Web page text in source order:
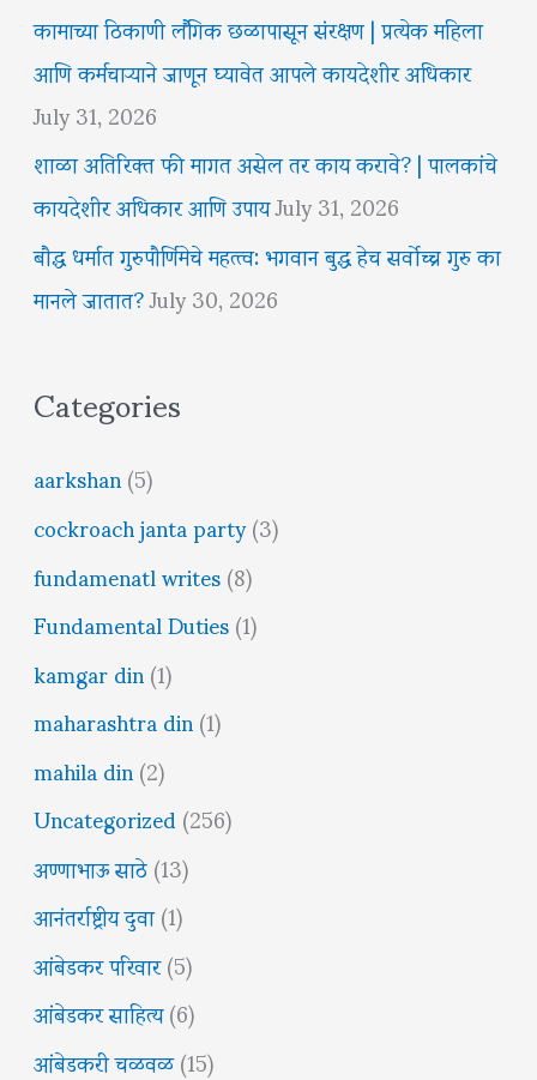
कामाच्या ठिकाणी लैंगिक छळापासून संरक्षण | प्रत्येक महिला
आणि कर्मचाऱ्याने जाणून घ्यावेत आपले कायदेशीर अधिकार
July 31, 2026
शाळा अतिरिक्त फी मागत असेल तर काय करावे? | पालकांचे
कायदेशीर अधिकार आणि उपायJuly 31, 2026
बौद्ध धर्मात गुरुपौर्णिमेचे महत्त्व: भगवान बुद्ध हेच सर्वोच्च गुरु का
मानले जातात?July 30, 2026
Categories
aarkshan(5)
cockroach janta party(3)
fundamenatl writes(8)
Fundamental Duties(1)
kamgar din(1)
maharashtra din(1)
mahila din(2)
Uncategorized(256)
अण्णाभाऊ साठे(13)
आनंतर्राष्ट्रीय दुवा(1)
आंबेडकर परिवार(5)
आंबेडकर साहित्य(6)
आंबेडकरी चळवळ(15)